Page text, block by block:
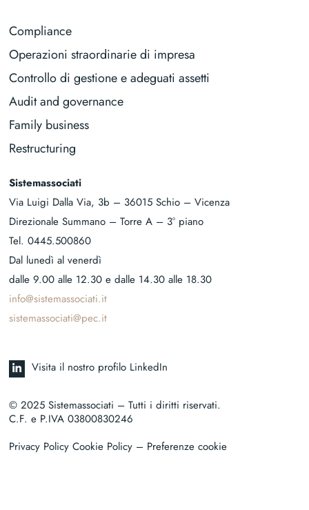
Compliance
Operazioni straordinarie di impresa
Controllo di gestione e adeguati assetti
Audit and governance
Family business
Restructuring
Sistemassociati
Via Luigi Dalla Via, 3b – 36015 Schio – Vicenza
Direzionale Summano – Torre A – 3° piano
Tel.0445.500860
Dal lunedì al venerdì
dalle 9.00 alle 12.30 e dalle 14.30 alle 18.30
info@sistemassociati.it
sistemassociati@pec.it
Visita il nostro profilo LinkedIn
© 2025 Sistemassociati – Tutti i diritti riservati.
C.F. e P.IVA 03800830246
Privacy Policy Cookie Policy – Preferenze cookie